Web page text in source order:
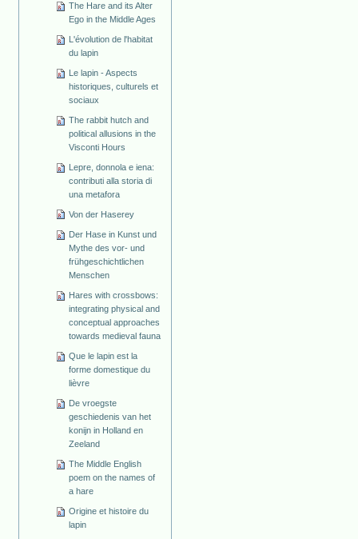
The Hare and its Alter
Ego in the Middle Ages
L'évolution de l'habitat
du lapin
Le lapin - Aspects
historiques, culturels et
sociaux
The rabbit hutch and
political allusions in the
Visconti Hours
Lepre, donnola e iena:
contributi alla storia di
una metafora
Von der Haserey
Der Hase in Kunst und
Mythe des vor- und
frühgeschichtlichen
Menschen
Hares with crossbows:
integrating physical and
conceptual approaches
towards medieval fauna
Que le lapin est la
forme domestique du
lièvre
De vroegste
geschiedenis van het
konijn in Holland en
Zeeland
The Middle English
poem on the names of
a hare
Origine et histoire du
lapin